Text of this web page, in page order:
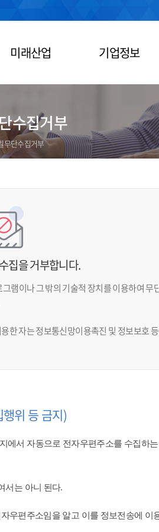
미래산업 기업정보
수집거부
무단수집거부
집을 거부합니다.
램이나 그 밖의 기술적 장치를 이용하여 무
한 자는 정보통신망이용촉진 및 정보보호
위 등 금지)
서 자동으로 전자우편주소를 수집하
서는 아니 된다.​
우편주소임을 알고 이를 정보전송에 이